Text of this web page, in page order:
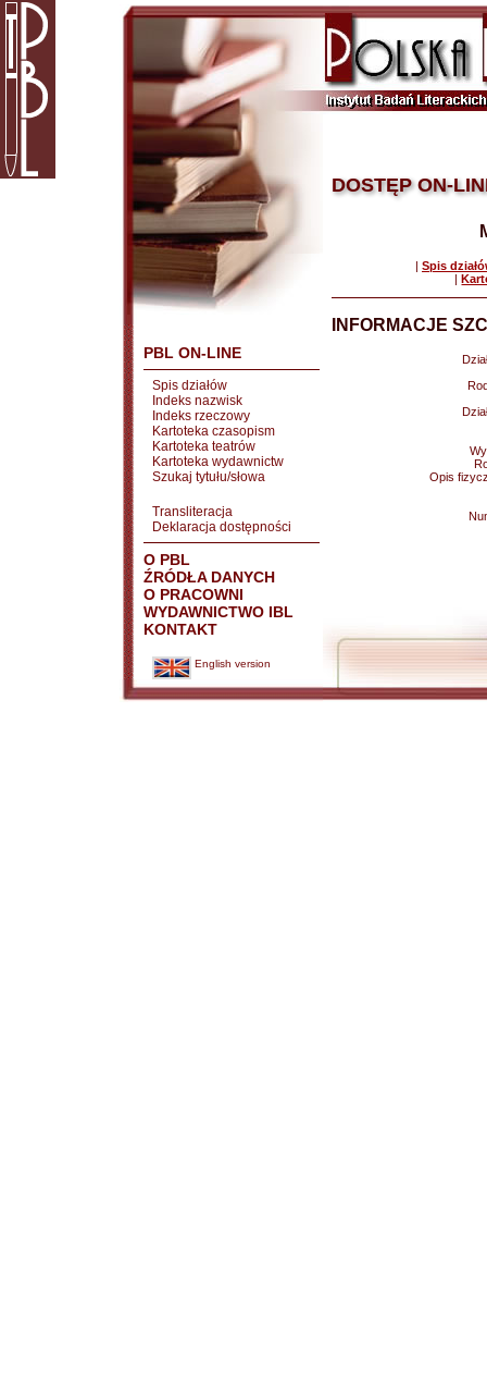
PBL ON-LINE
Spis działów
Indeks nazwisk
Indeks rzeczowy
Kartoteka czasopism
Kartoteka teatrów
Kartoteka wydawnictw
Szukaj tytułu/słowa
Transliteracja
Deklaracja dostępności
O PBL
ŹRÓDŁA DANYCH
O PRACOWNI
WYDAWNICTWO IBL
KONTAKT
English version
DOSTĘP ON-
| Spis
|
INFORMACJE
Opis